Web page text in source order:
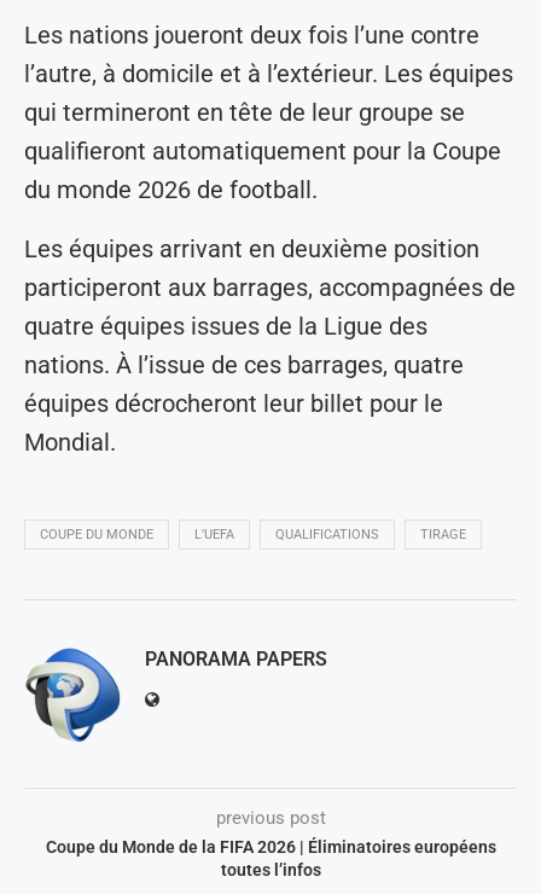
Les nations joueront deux fois l’une contre
l’autre, à domicile et à l’extérieur. Les équipes
qui termineront en tête de leur groupe se
qualifieront automatiquement pour la Coupe
du monde 2026 de football.
Les équipes arrivant en deuxième position
participeront aux barrages, accompagnées de
quatre équipes issues de la Ligue des
nations. À l’issue de ces barrages, quatre
équipes décrocheront leur billet pour le
Mondial.
COUPE DU MONDE L'UEFA QUALIFICATIONS TIRAGE
PANORAMA PAPERS
previous post
Coupe du Monde de la FIFA 2026 | Éliminatoires européens
toutes l’infos